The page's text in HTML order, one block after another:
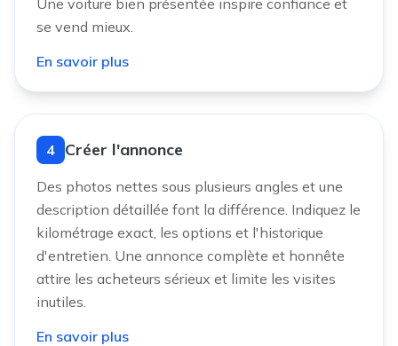
Une voiture bien présentée inspire confiance et
se vend mieux.
En savoir plus
4 Créer l'annonce
Des photos nettes sous plusieurs angles et une
description détaillée font la différence. Indiquez le
kilométrage exact, les options et l'historique
d'entretien. Une annonce complète et honnête
attire les acheteurs sérieux et limite les visites
inutiles.
En savoir plus